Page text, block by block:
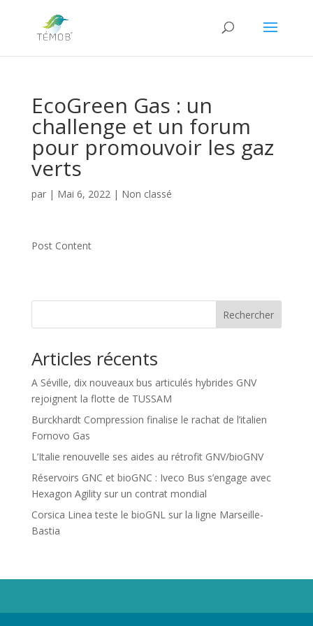
EcoGreen Gas : un
challenge et un forum
pour promouvoir les gaz
verts
par | Mai 6, 2022| Non classé
Post Content
Rechercher
Articles récents
A Séville, dix nouveaux bus articulés hybrides GNV
rejoignent la flotte de TUSSAM
Burckhardt Compression finalise le rachat de l’italien
Fornovo Gas
L’Italie renouvelle ses aides au rétrofit GNV/bioGNV
Réservoirs GNC et bioGNC : Iveco Bus s’engage avec
Hexagon Agility sur un contrat mondial
Corsica Linea teste le bioGNL sur la ligne Marseille-
Bastia
Propriété de Territoire d'Energie Lot-et-Garonne. Voir